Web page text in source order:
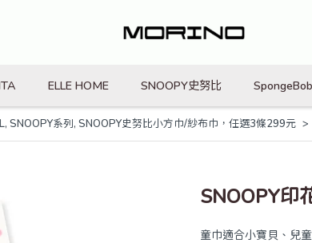
ELLE HOME SNOOPY史努比
, SNOOPY系列, SNOOPY史努比小方巾/紗布巾，任選3條299元
SNOOPY印
童巾適合小寶貝、兒